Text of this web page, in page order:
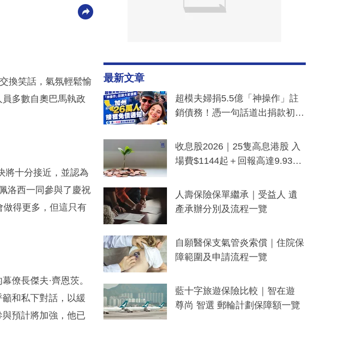
換笑話，氣氛輕鬆愉
多數自奧巴馬執政
將十分接近，並認為
洛西一同參與了慶祝
做得更多，但這只有
僚長傑夫·齊恩茨。
和私下對話，以緩
預計將加強，他已
最新文章
超模夫婦捐5.5億「神操作」註
銷債務！憑一句話道出捐款初
一度被誤當詐騙手段
收息股2026｜25隻高息港股 入
場費$1144起＋回報高達9.93
人壽保險保單繼承｜受益人 遺
產承辦分別及流程一覽
自願醫保支氣管炎索償｜住院保
障範圍及申請流程一覽
藍十字旅遊保險比較｜智在遊
尊尚 智選 郵輪計劃保障額一覽